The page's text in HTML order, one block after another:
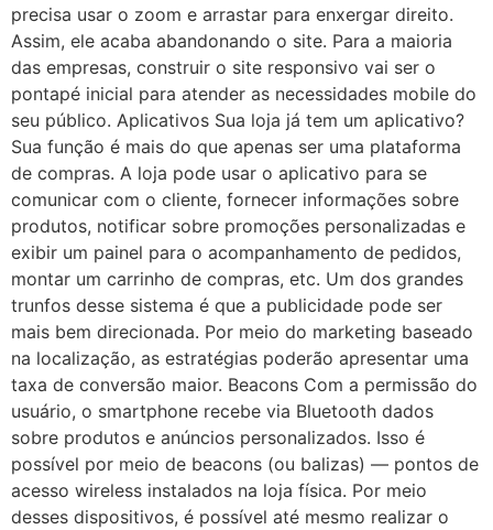
precisa usar o zoom e arrastar para enxergar direito.
Assim, ele acaba abandonando o site. Para a maioria
das empresas, construir o site responsivo vai ser o
pontapé inicial para atender as necessidades mobile do
seu público. Aplicativos Sua loja já tem um aplicativo?
Sua função é mais do que apenas ser uma plataforma
de compras. A loja pode usar o aplicativo para se
comunicar com o cliente, fornecer informações sobre
produtos, notificar sobre promoções personalizadas e
exibir um painel para o acompanhamento de pedidos,
montar um carrinho de compras, etc. Um dos grandes
trunfos desse sistema é que a publicidade pode ser
mais bem direcionada. Por meio do marketing baseado
na localização, as estratégias poderão apresentar uma
taxa de conversão maior. Beacons Com a permissão do
usuário, o smartphone recebe via Bluetooth dados
sobre produtos e anúncios personalizados. Isso é
possível por meio de beacons (ou balizas) — pontos de
acesso wireless instalados na loja física. Por meio
desses dispositivos, é possível até mesmo realizar o